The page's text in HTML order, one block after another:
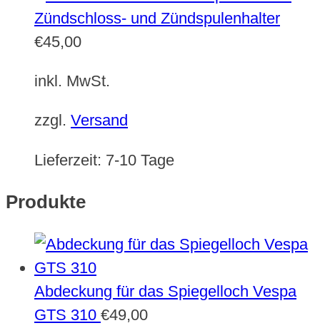
Zündschloss- und Zündspulenhalter
€45,00
inkl. MwSt.
zzgl. Versand
Lieferzeit: 7-10 Tage
Produkte
Abdeckung für das Spiegelloch Vespa
GTS 310 €49,00